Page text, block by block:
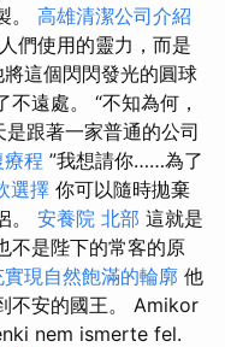
。 高雄清潔公司介紹
們使用的靈力，而是
將這個閃閃發光的圓球
遠處。 “不知為何，
是跟著一家普通的公司
程 ”我想請你……為了
選擇 你可以隨時拋棄
。 安養院 北部 這就是
不是陛下的常客的原
現自然飽滿的輪廓 他
不安的國王。 Amikor
nem ismerte fel.